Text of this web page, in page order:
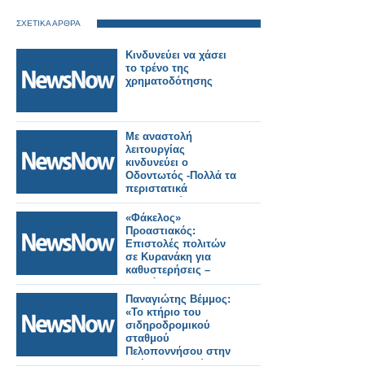
ΣΧΕΤΙΚΑ ΑΡΘΡΑ
Κινδυνεύει να χάσει
το τρένο της
χρηματοδότησης
Με αναστολή
λειτουργίας
κινδυνεύει ο
Οδοντωτός -Πολλά τα
περιστατικά
ακινητοποίησης
συρμών στην
ιστορική γραμμή.
«Φάκελος»
Προαστιακός:
Επιστολές πολιτών
σε Κυρανάκη για
καθυστερήσεις –
Επιβάτες
«φλερτάρουν
καθημερινά με την
απόλυση» (Εικόνες)
Παναγιώτης Βέμμος:
«Το κτήριο του
σιδηροδρομικού
σταθμού
Πελοποννήσου στην
Αθήνα κινδυνεύει»